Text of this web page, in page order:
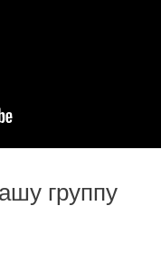
группу